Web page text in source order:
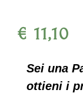
€ 11,10
Sei una
ottieni i